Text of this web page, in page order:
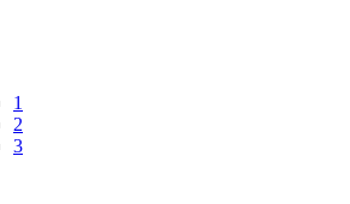
1
2
3